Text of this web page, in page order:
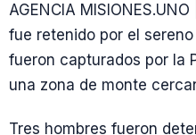
AGENCIA
fue retenido por el
fueron capturados por la
una zona de monte
Tres hombres fueron